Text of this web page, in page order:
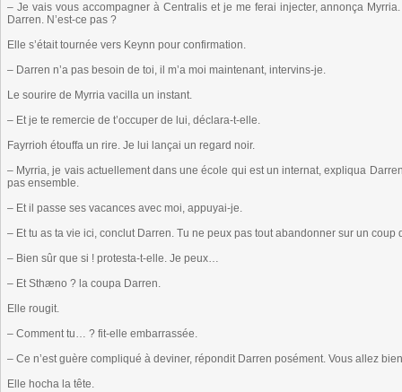
– Je vais vous accompagner à Centralis et je me ferai injecter, annonça
Darren. N’est-ce pas ?
Elle s’était tournée vers Keynn pour confirmation.
– Darren n’a pas besoin de toi, il m’a moi maintenant, intervins-je.
Le sourire de Myrria vacilla un instant.
– Et je te remercie de t’occuper de lui, déclara-t-elle.
Fayrrioh étouffa un rire. Je lui lançai un regard noir.
– Myrria, je vais actuellement dans une école qui est un internat, expliqua
pas ensemble.
– Et il passe ses vacances avec moi, appuyai-je.
– Et tu as ta vie ici, conclut Darren. Tu ne peux pas tout abandonner sur un coup
– Bien sûr que si ! protesta-t-elle. Je peux…
– Et Sthæno ? la coupa Darren.
Elle rougit.
– Comment tu… ? fit-elle embarrassée.
– Ce n’est guère compliqué à deviner, répondit Darren posément. Vous allez
Elle hocha la tête.